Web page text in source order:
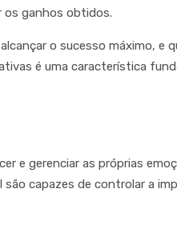
os ganhos obtidos.
o sucesso máximo, e
é uma característica
e gerenciar as próprias
capazes de controlar a